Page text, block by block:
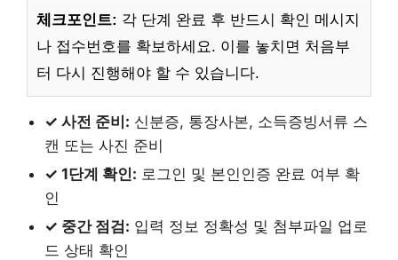
체크포인트: 각 단계 완료 후 반드시 확인 메시지
나 접수번호를 확보하세요. 이를 놓치면 처음부
터 다시 진행해야 할 수 있습니다.
✓ 사전 준비: 신분증, 통장사본, 소득증빙서류 스
캔 또는 사진 준비
✓ 1단계 확인: 로그인 및 본인인증 완료 여부 확
인
✓ 중간 점검: 입력 정보 정확성 및 첨부파일 업로
드 상태 확인